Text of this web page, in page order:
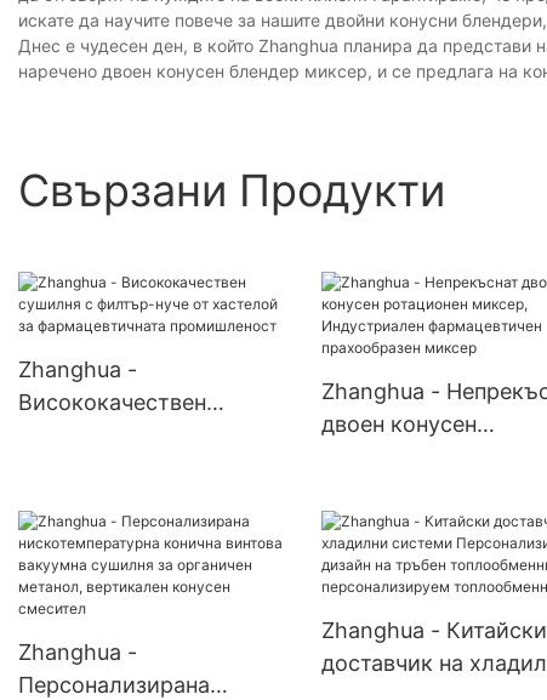
искате да научите повече за нашите двойни конусни
Днес е чудесен ден, в който Zhanghua планира да
наречено двоен конусен блендер миксер, и се предлага на
Свързани Продукти
Zhanghua -
Висококачествен
промишленост
Zhanghua -
двоен конусен
фармацевтичен
прахообразен
Zhanghua -
Персонализирана
Zhanghua - Китайски
доставчик на